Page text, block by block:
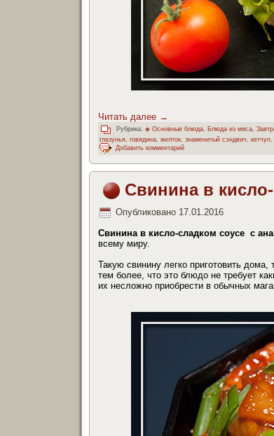
Читать далее →
Рубрика: ◈ Основные блюда, Блюда из мяса,
глазунья говядина желток знаменитый сэндвич кетчуп
Добавить комментарий
Свинина в
Опубликовано 17.01.2016
Свинина в кисло-сладком соусе с
всему миру.
Такую свинину легко приготовить
тем более, что это блюдо не требует
их несложно приобрести в обычных